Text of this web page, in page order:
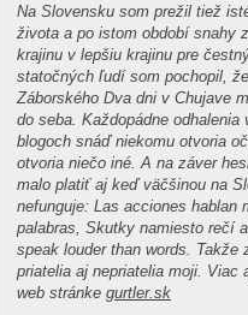
Na Slovensku som prežil tiež
života a po istom období snahy
krajinu v lepšiu krajinu pre
statočných ľudí som pochopil,
Záborského Dva dni v Chujave
do seba. Každopádne odhalenia
blogoch snáď niekomu otvoria
otvoria niečo iné. A na záver
malo platiť aj keď väčšinou na
nefunguje: Las acciones hablan
palabras, Skutky namiesto rečí
speak louder than words. Takže
priatelia aj nepriatelia moji. Viac
web stránke gurtler.sk